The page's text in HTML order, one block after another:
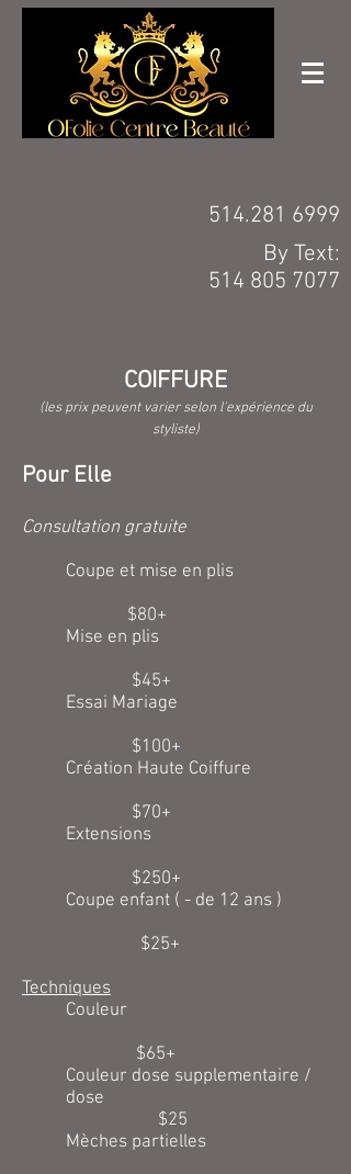
514.281 6999
By Text:
514 805 7077
COIFFURE
(les prix peuvent varier selon l'expérience du
styliste)
Pour Elle
Consultation gratuite
Coupe et mise en plis
$80+
Mise en plis
$45+
Essai Mariage
$100+
Création Haute Coiffure
$70+
Extensions
$250+
Coupe enfant ( - de 12 ans )
$25+
Techniques
Couleur
$65+
Couleur dose supplementaire /
dose
$25
Mèches partielles